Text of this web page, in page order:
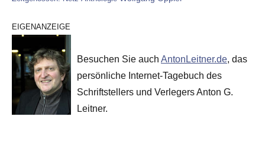
EIGENANZEIGE
Besuchen Sie auch AntonLeitner.de, das
persönliche Internet-Tagebuch des
Schriftstellers und Verlegers Anton G.
Leitner.